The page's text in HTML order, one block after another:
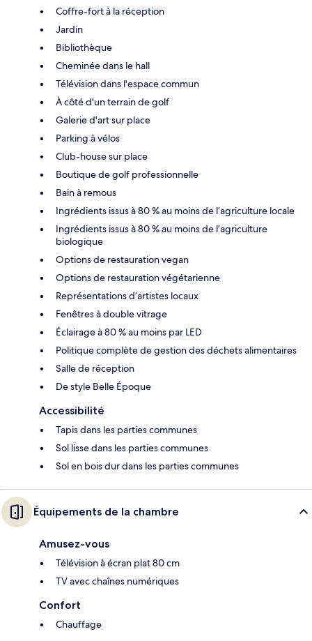
Coffre-fort à la réception
Jardin
Bibliothèque
Cheminée dans le hall
Télévision dans l'espace commun
À côté d'un terrain de golf
Galerie d'art sur place
Parking à vélos
Club-house sur place
Boutique de golf professionnelle
Bain à remous
Ingrédients issus à 80 % au moins de l’agriculture locale
Ingrédients issus à 80 % au moins de l’agriculture
biologique
Options de restauration vegan
Options de restauration végétarienne
Représentations d’artistes locaux
Fenêtres à double vitrage
Éclairage à 80 % au moins par LED
Politique complète de gestion des déchets alimentaires
Salle de réception
De style Belle Époque
Accessibilité
Tapis dans les parties communes
Sol lisse dans les parties communes
Sol en bois dur dans les parties communes
Équipements de la chambre
Amusez-vous
Télévision à écran plat 80 cm
TV avec chaînes numériques
Confort
Chauffage